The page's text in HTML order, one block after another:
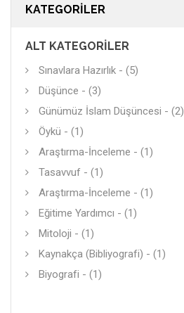
KATEGORILER
ALT KATEGORILER
Sınavlara Hazırlık - (5)
Düşünce - (3)
Günümüz İslam Düşüncesi - (2)
Öykü - (1)
Araştırma-İnceleme - (1)
Tasavvuf - (1)
Araştırma-İnceleme - (1)
Eğitime Yardımcı - (1)
Mitoloji - (1)
Kaynakça (Bibliyografi) - (1)
Biyografi - (1)